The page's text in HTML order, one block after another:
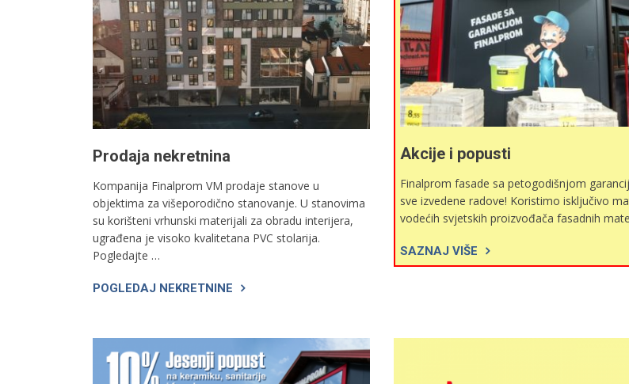
Prodaja nekretnina
Kompanija Finalprom VM prodaje stanove u
objektima za višeporodično stanovanje. U stanovima
su korišteni vrhunski materijali za obradu interijera,
ugrađena je visoko kvalitetana PVC stolarija.
Pogledajte …
POGLEDAJ NEKRETNINE
Akcije i popusti
Finalprom fasade sa petogodišnjom
sve izvedene radove! Koristimo isključivo
vodećih svjetskih proizvođača fasadnih
SAZNAJ VIŠE